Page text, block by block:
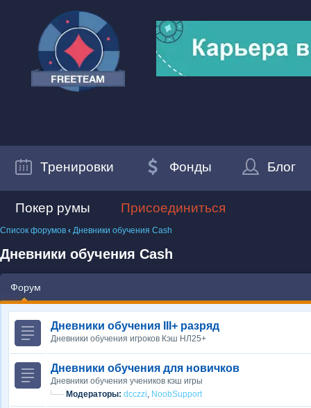
Тренировки Фонды Блог
Покер румы Присоединиться
Список форумов ‹ Дневники обучения Cash
Дневники обучения Cash
Форум
Дневники обучения III+ разряд
Дневники обучения игроков Кэш НЛ25+
Дневники обучения для новичков
Дневники обучения учеников кэш игры
Модераторы: dcczzi, NoobSupport